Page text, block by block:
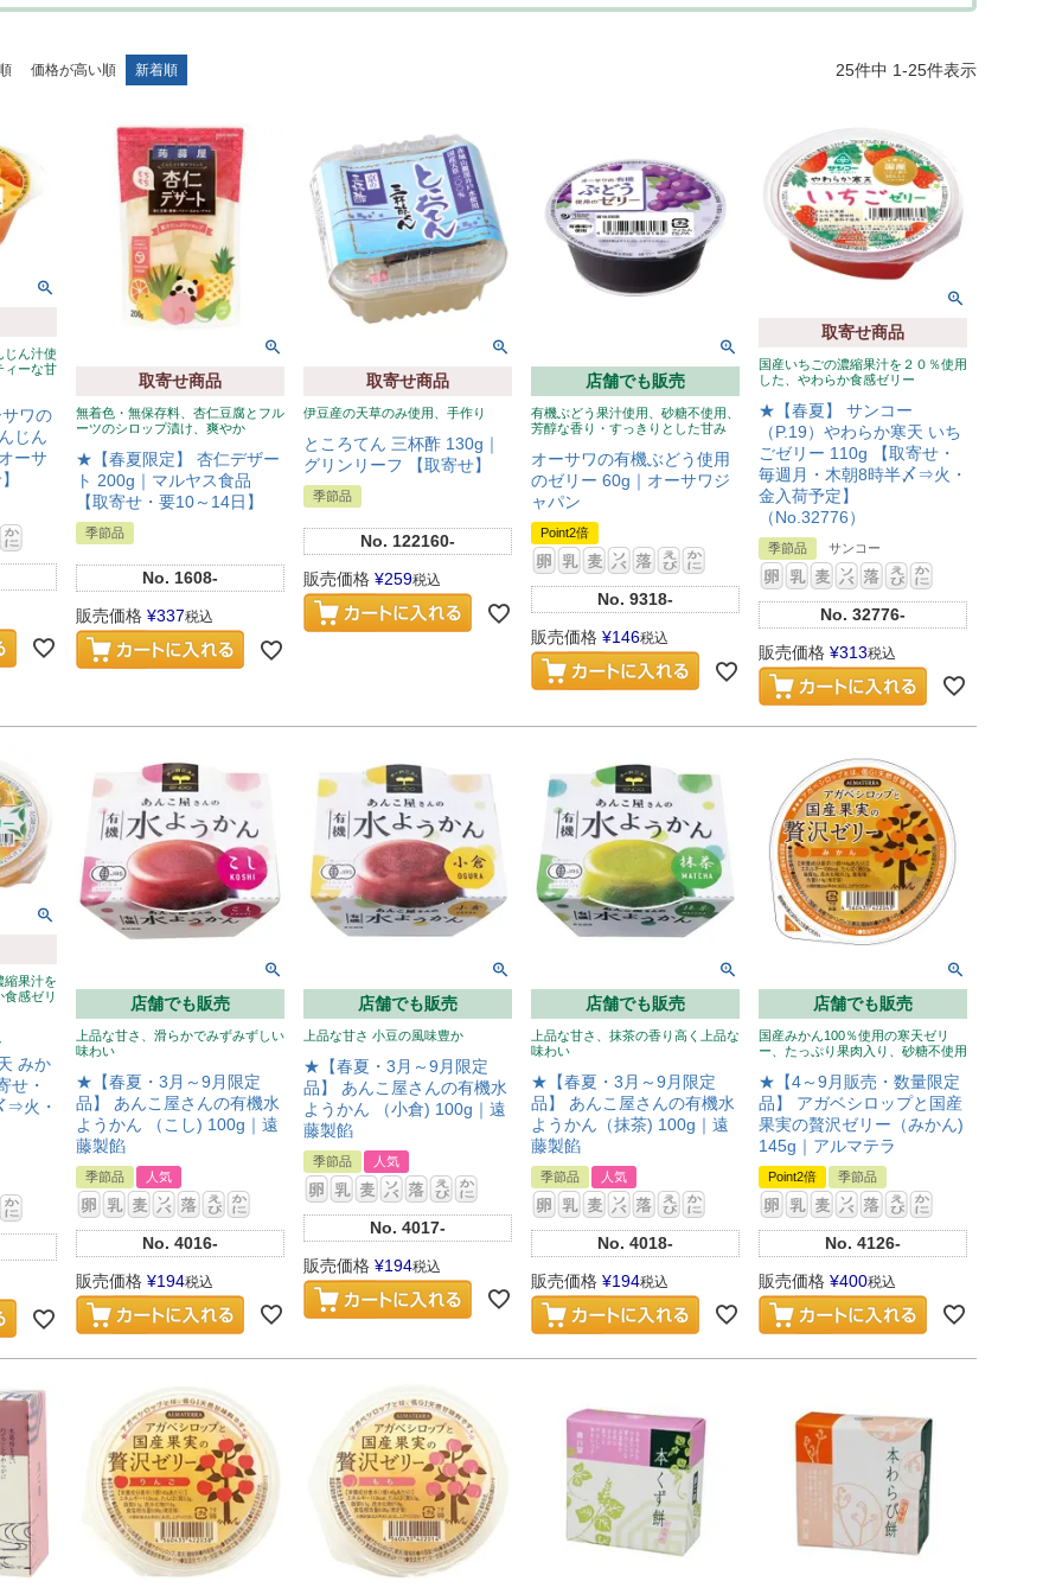
価格が高い順 新着順 25件中 1-25件表示
じん汁使
ーな甘
ワの
じん
ーサ
取寄せ商品
無着色・無保存料、杏仁豆腐とフル
ーツのシロップ漬け、爽やか
★【春夏限定】 杏仁デザー
ト 200g｜マルヤス食品
【取寄せ・要10～14日】
季節品
No. 1608-
販売価格 ¥337税込
取寄せ商品
伊豆産の天草のみ使用、手作り
ところてん 三杯酢 130g｜
グリンリーフ 【取寄せ】
季節品
No. 122160-
販売価格 ¥259税込
店舗でも販売
有機ぶどう果汁使用、砂糖不使用、
芳醇な香り・すっきりとした甘み
オーサワの有機ぶどう使用
のゼリー 60g｜オーサワジ
ャパン
Point2倍
No. 9318-
販売価格 ¥146税込
取寄せ商品
国産いちごの濃縮果汁を２０％使用
した、やわらか食感ゼリー
★【春夏】 サンコー
（P.19）やわらか寒天 いち
ごゼリー 110g 【取寄せ・
毎週月・木朝8時半〆⇒火・
金入荷予定】
（No.32776）
季節品 サンコー
No. 32776-
販売価格 ¥313税込
縮果汁を
感ゼリ
みか
せ・
⇒火・
店舗でも販売
上品な甘さ、滑らかでみずみずしい
味わい
★【春夏・3月～9月限定
品】 あんこ屋さんの有機水
ようかん （こし) 100g｜遠
藤製餡
季節品 人気
No. 4016-
販売価格 ¥194税込
店舗でも販売
上品な甘さ 小豆の風味豊か
★【春夏・3月～9月限定
品】 あんこ屋さんの有機水
ようかん （小倉) 100g｜遠
藤製餡
季節品 人気
No. 4017-
販売価格 ¥194税込
店舗でも販売
上品な甘さ、抹茶の香り高く上品な
味わい
★【春夏・3月～9月限定
品】 あんこ屋さんの有機水
ようかん（抹茶) 100g｜遠
藤製餡
季節品 人気
No. 4018-
販売価格 ¥194税込
店舗でも販売
国産みかん100％使用の寒天ゼリ
ー、たっぷり果肉入り、砂糖不使用
★【4～9月販売・数量限定
品】 アガベシロップと国産
果実の贅沢ゼリー（みかん)
145g｜アルマテラ
Point2倍 季節品
No. 4126-
販売価格 ¥400税込